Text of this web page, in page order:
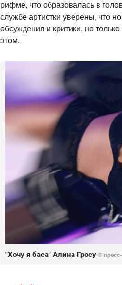
рифме, что образовалась в
службе артистки уверены, что
обсуждения и критики, но
этом.
"Хочу я баса" Алина Гросу ©